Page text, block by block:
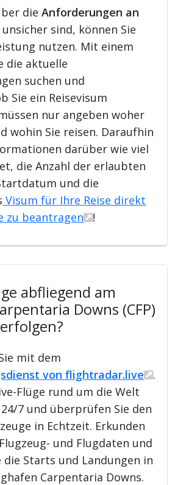
dieAnforderungen an
unsicher sind, können Sie
nutzen. Mit einem
die aktuelle
suchen und
Sie ein Reisevisum
nur angeben woher
wohin Sie reisen. Daraufhin
darüber wie viel
die Anzahl der erlaubten
und die
Visum für Ihre Reise direkt
zu beantragen
!
abfliegend am
Downs (CFP)
mit dem
von flightradar.live
.
Flüge rund um die Welt
7 und überprüfen Sie den
in Echtzeit. Erkunden
und Flugdaten und
die Starts und Landungen in
Carpentaria Downs.